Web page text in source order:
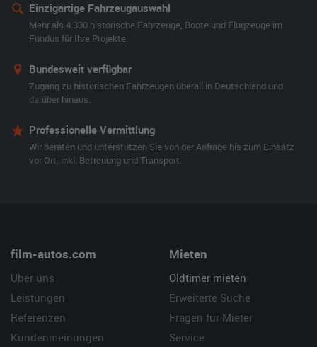
Einzigartige Fahrzeugauswahl
Mehr als 4.300 historische Fahrzeuge, Boote und Flugzeuge im
Fundus für Ihre Projekte.
Bundesweit verfügbar
Zugang zu historischen Fahrzeugen überall in Deutschland und
darüber hinaus.
Professionelle Vermittlung
Wir beraten und unterstützen Sie von der Anfrage bis zum Einsatz
vor Ort, inkl. Betreuung und Transport.
film-autos.com
Über uns
Leistungen
Referenzen
Kundenmeinungen
Mieten
Oldtimer mieten
Erweiterte Suche
Fragen für Mieter
Service